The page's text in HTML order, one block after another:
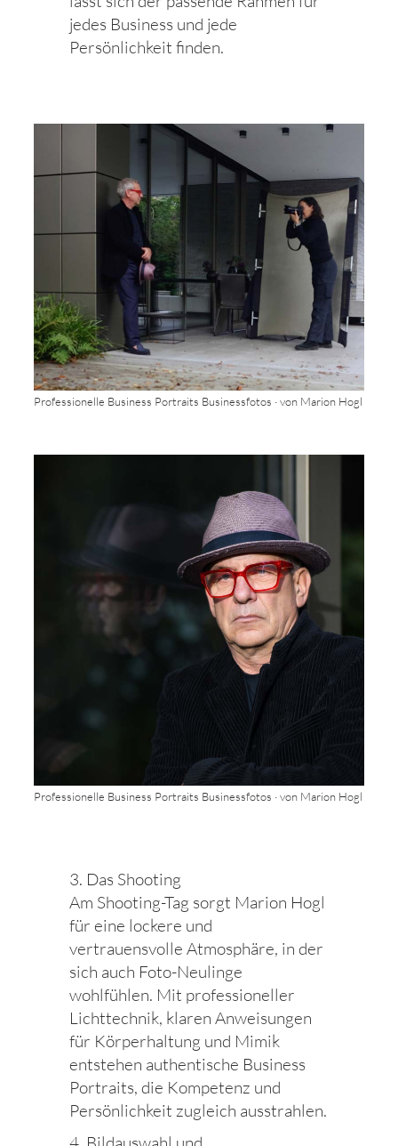
jedes Business und jede
Persönlichkeit finden.
Professionelle Business Portraits Businessfotos · von Marion Hogl
Professionelle Business Portraits Businessfotos · von Marion Hogl
3. Das Shooting
Am Shooting-Tag sorgt Marion Hogl
für eine lockere und
vertrauensvolle Atmosphäre, in der
sich auch Foto-Neulinge
wohlfühlen. Mit professioneller
Lichttechnik, klaren Anweisungen
für Körperhaltung und Mimik
entstehen authentische Business
Portraits, die Kompetenz und
Persönlichkeit zugleich ausstrahlen.